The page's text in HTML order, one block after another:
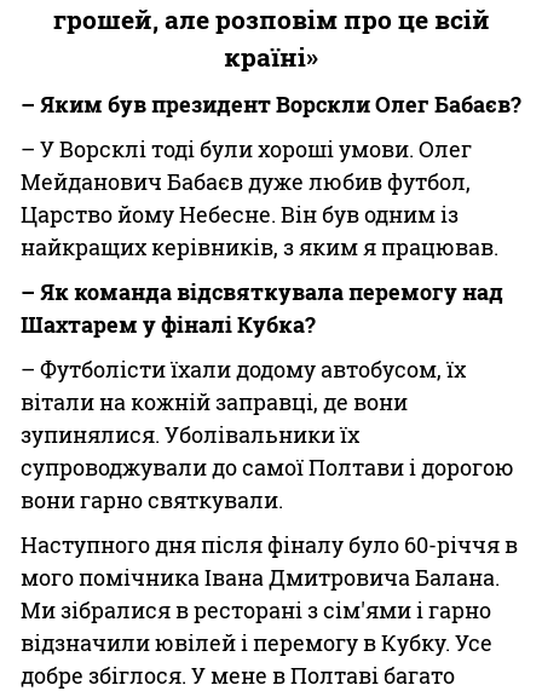
грошей, але розповім про це всій
країні»
– Яким був президент Ворскли Олег Бабаєв?
– У Ворсклі тоді були хороші умови. Олег
Мейданович Бабаєв дуже любив футбол,
Царство йому Небесне. Він був одним із
найкращих керівників, з яким я працював.
– Як команда відсвяткувала перемогу над
Шахтарем у фіналі Кубка?
– Футболісти їхали додому автобусом, їх
вітали на кожній заправці, де вони
зупинялися. Уболівальники їх
супроводжували до самої Полтави і дорогою
вони гарно святкували.
Наступного дня після фіналу було 60-річчя в
мого помічника Івана Дмитровича Балана.
Ми зібралися в ресторані з сім'ями і гарно
відзначили ювілей і перемогу в Кубку. Усе
добре збіглося. У мене в Полтаві багато